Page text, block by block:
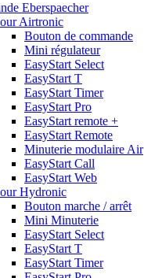
Eberspaecher
Airtronic
Bouton de commande
Mini régulateur
EasyStart Select
EasyStart T
EasyStart Timer
EasyStart Pro
EasyStart remote +
EasyStart Remote
Minuterie modulaire Air
EasyStart Call
EasyStart Web
Hydronic
Bouton marche / arrêt
Mini Minuterie
EasyStart Select
EasyStart T
EasyStart Timer